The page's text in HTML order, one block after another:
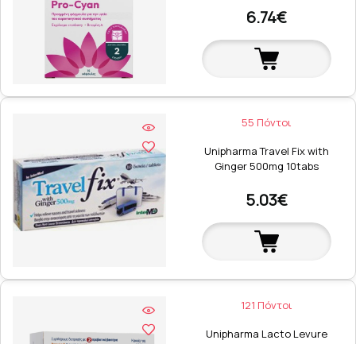
6.74€
55 Πόντοι
Unipharma Travel Fix with
Ginger 500mg 10tabs
5.03€
121 Πόντοι
Unipharma Lacto Levure